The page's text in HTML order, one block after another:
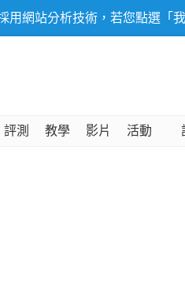
用網站分析技術，若您點選「
評測 教學 影片 活動